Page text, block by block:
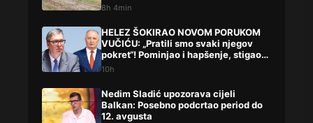
8h 4min
HELEZ ŠOKIRAO NOVOM PORUKOM
VUČIĆU: „Pratili smo svaki njegov
pokret“! Pominjao i hapšenje, stigao
žestok odgovor Brnabićeve
10h
Nedim Sladić upozorava cijeli
Balkan: Posebno podcrtao period do
12. avgusta